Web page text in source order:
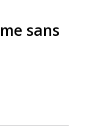
sans